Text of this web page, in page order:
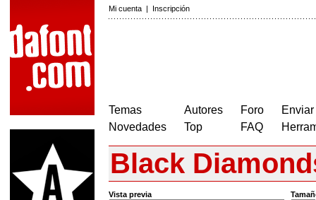
Mi cuenta | Inscripción
Temas
Novedades
Autores
Top
Foro
FAQ
Black
Vista previa